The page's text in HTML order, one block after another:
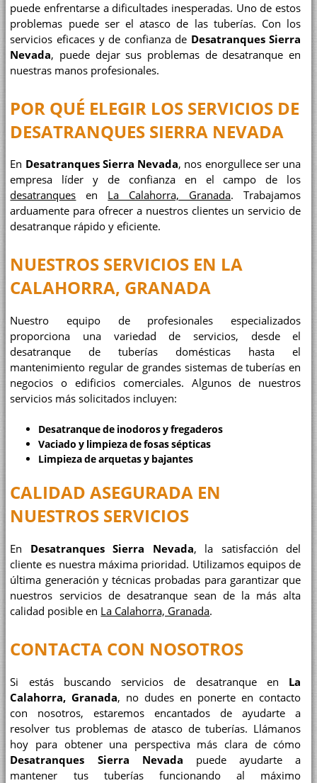
puede enfrentarse a dificultades inesperadas. Uno de estos
problemas puede ser el atasco de las tuberías. Con los
servicios eficaces y de confianza de Desatranques Sierra
Nevada, puede dejar sus problemas de desatranque en
nuestras manos profesionales.
POR QUÉ ELEGIR LOS SERVICIOS DE
DESATRANQUES SIERRA NEVADA
En Desatranques Sierra Nevada, nos enorgullece ser una
empresa líder y de confianza en el campo de los
desatranques en La Calahorra, Granada. Trabajamos
arduamente para ofrecer a nuestros clientes un servicio de
desatranque rápido y eficiente.
NUESTROS SERVICIOS EN LA
CALAHORRA, GRANADA
Nuestro equipo de profesionales especializados
proporciona una variedad de servicios, desde el
desatranque de tuberías domésticas hasta el
mantenimiento regular de grandes sistemas de tuberías en
negocios o edificios comerciales. Algunos de nuestros
servicios más solicitados incluyen:
Desatranque de inodoros y fregaderos
Vaciado y limpieza de fosas sépticas
Limpieza de arquetas y bajantes
CALIDAD ASEGURADA EN
NUESTROS SERVICIOS
En Desatranques Sierra Nevada, la satisfacción del
cliente es nuestra máxima prioridad. Utilizamos equipos de
última generación y técnicas probadas para garantizar que
nuestros servicios de desatranque sean de la más alta
calidad posible en La Calahorra, Granada.
CONTACTA CON NOSOTROS
Si estás buscando servicios de desatranque en La
Calahorra, Granada, no dudes en ponerte en contacto
con nosotros, estaremos encantados de ayudarte a
resolver tus problemas de atasco de tuberías. Llámanos
hoy para obtener una perspectiva más clara de cómo
Desatranques Sierra Nevada puede ayudarte a
mantener tus tuberías funcionando al máximo